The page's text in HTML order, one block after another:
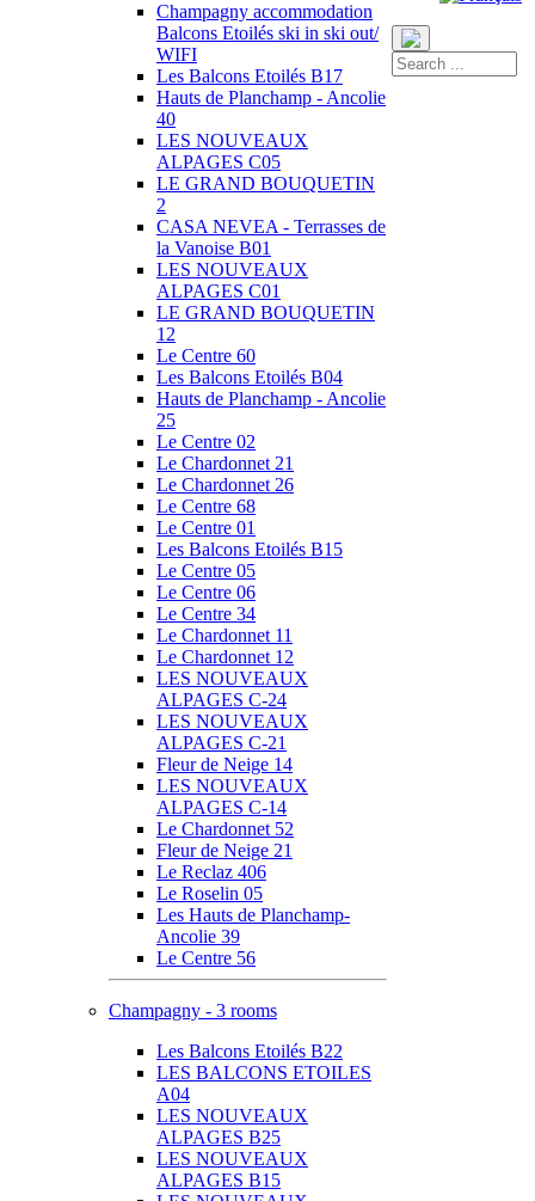
Champagny accommodation
Balcons Etoilés ski in ski out/
WIFI
Les Balcons Etoilés B17
Hauts de Planchamp - Ancolie
40
LES NOUVEAUX
ALPAGES C05
LE GRAND BOUQUETIN
2
CASA NEVEA - Terrasses de
la Vanoise B01
LES NOUVEAUX
ALPAGES C01
LE GRAND BOUQUETIN
12
Le Centre 60
Les Balcons Etoilés B04
Hauts de Planchamp - Ancolie
25
Le Centre 02
Le Chardonnet 21
Le Chardonnet 26
Le Centre 68
Le Centre 01
Les Balcons Etoilés B15
Le Centre 05
Le Centre 06
Le Centre 34
Le Chardonnet 11
Le Chardonnet 12
LES NOUVEAUX
ALPAGES C-24
LES NOUVEAUX
ALPAGES C-21
Fleur de Neige 14
LES NOUVEAUX
ALPAGES C-14
Le Chardonnet 52
Fleur de Neige 21
Le Reclaz 406
Le Roselin 05
Les Hauts de Planchamp-
Ancolie 39
Le Centre 56
Champagny - 3 rooms
Les Balcons Etoilés B22
LES BALCONS ETOILES
A04
LES NOUVEAUX
ALPAGES B25
LES NOUVEAUX
ALPAGES B15